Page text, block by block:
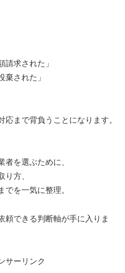
請求された」
棄された」
まで背負うことになります。
者を選ぶために、
り方、
でを一気に整理。
頼できる判断軸が手に入りま
サーリンク